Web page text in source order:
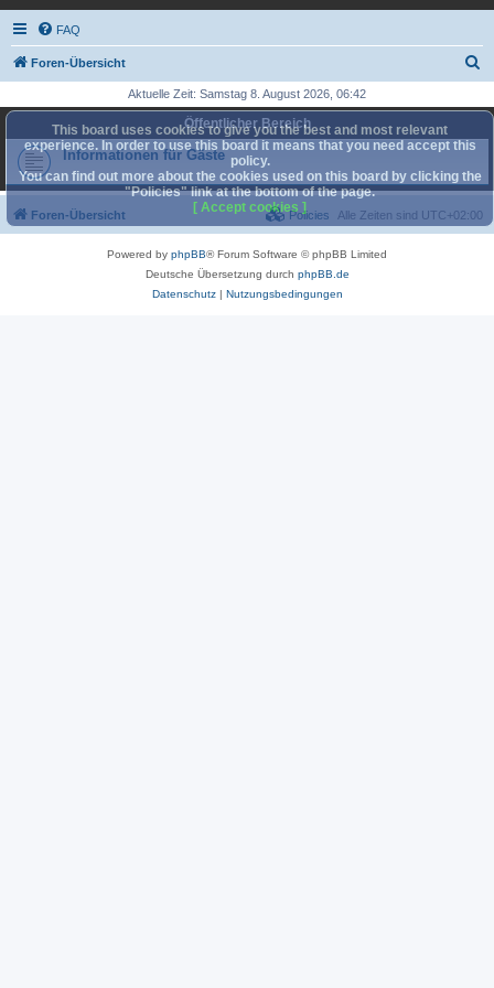
FAQ
Foren-Übersicht
c
h
Aktuelle Zeit: Samstag 8. August 2026, 06:42
Öffentlicher Bereich
Informationen für Gäste
This board uses cookies to give you the best and most relevant
experience. In order to use this board it means that you need accept this
policy.
You can find out more about the cookies used on this board by clicking the
"Policies" link at the bottom of the page.
[ Accept cookies ]
Foren-Übersicht Alle Zeiten sind UTC+02:00
Policies
Powered by phpBB® Forum Software © phpBB Limited
Deutsche Übersetzung durch phpBB.de
Datenschutz| Nutzungsbedingungen